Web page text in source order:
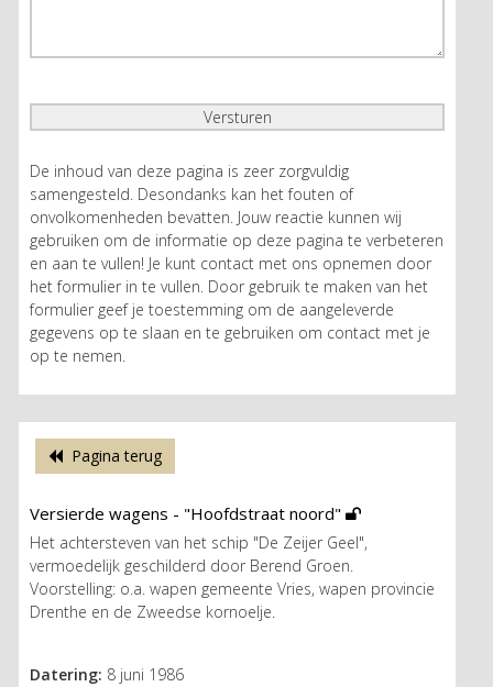
De inhoud van deze pagina is zeer zorgvuldig
samengesteld. Desondanks kan het fouten of
onvolkomenheden bevatten. Jouw reactie kunnen wij
gebruiken om de informatie op deze pagina te verbeteren
en aan te vullen! Je kunt contact met ons opnemen door
het formulier in te vullen. Door gebruik te maken van het
formulier geef je toestemming om de aangeleverde
gegevens op te slaan en te gebruiken om contact met je
op te nemen.
Pagina terug
Versierde wagens - "Hoofdstraat noord"
Het achtersteven van het schip "De Zeijer Geel",
vermoedelijk geschilderd door Berend Groen.
Voorstelling: o.a. wapen gemeente Vries, wapen provincie
Drenthe en de Zweedse kornoelje.
Datering: 8 juni 1986